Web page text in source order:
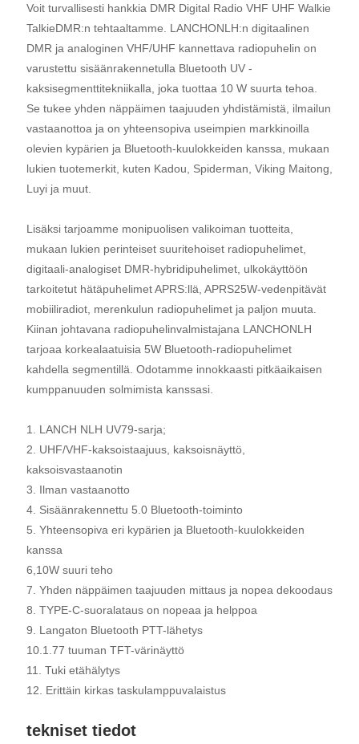
Voit turvallisesti hankkia DMR Digital Radio VHF UHF Walkie
TalkieDMR:n tehtaaltamme. LANCHONLH:n digitaalinen
DMR ja analoginen VHF/UHF kannettava radiopuhelin on
varustettu sisäänrakennetulla Bluetooth UV -
kaksisegmenttitekniikalla, joka tuottaa 10 W suurta tehoa.
Se tukee yhden näppäimen taajuuden yhdistämistä, ilmailun
vastaanottoa ja on yhteensopiva useimpien markkinoilla
olevien kypärien ja Bluetooth-kuulokkeiden kanssa, mukaan
lukien tuotemerkit, kuten Kadou, Spiderman, Viking Maitong,
Luyi ja muut.
Lisäksi tarjoamme monipuolisen valikoiman tuotteita,
mukaan lukien perinteiset suuritehoiset radiopuhelimet,
digitaali-analogiset DMR-hybridipuhelimet, ulkokäyttöön
tarkoitetut hätäpuhelimet APRS:llä, APRS25W-vedenpitävät
mobiiliradiot, merenkulun radiopuhelimet ja paljon muuta.
Kiinan johtavana radiopuhelinvalmistajana LANCHONLH
tarjoaa korkealaatuisia 5W Bluetooth-radiopuhelimet
kahdella segmentillä. Odotamme innokkaasti pitkäaikaisen
kumppanuuden solmimista kanssasi.
1. LANCH NLH UV79-sarja;
2. UHF/VHF-kaksoistaajuus, kaksoisnäyttö,
kaksoisvastaanotin
3. Ilman vastaanotto
4. Sisäänrakennettu 5.0 Bluetooth-toiminto
5. Yhteensopiva eri kypärien ja Bluetooth-kuulokkeiden
kanssa
6,10W suuri teho
7. Yhden näppäimen taajuuden mittaus ja nopea dekoodaus
8. TYPE-C-suoralataus on nopeaa ja helppoa
9. Langaton Bluetooth PTT-lähetys
10.1.77 tuuman TFT-värinäyttö
11. Tuki etähälytys
12. Erittäin kirkas taskulamppuvalaistus
tekniset tiedot